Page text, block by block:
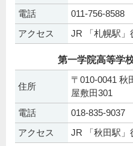
電話
011-756-8588
アクセス
JR 「札幌駅」
第一学院高等学
住所
〒010-0041 秋
屋敷田301
電話
018-835-9037
アクセス
JR 「秋田駅」